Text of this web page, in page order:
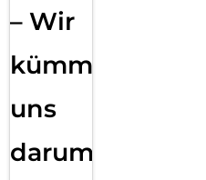
– Wir
kümmern
uns
darum!